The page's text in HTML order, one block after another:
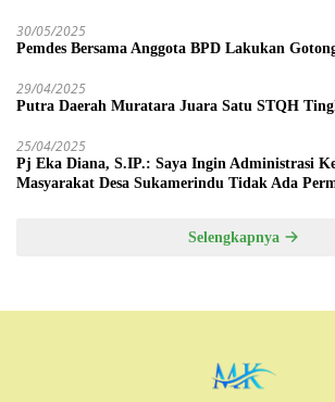
30/05/2025
Pemdes Bersama Anggota BPD Lakukan
29/04/2025
Putra Daerah Muratara Juara Satu STQH
25/04/2025
Pj Eka Diana, S.IP.: Saya Ingin Administrasi
Masyarakat Desa Sukamerindu Tidak Ada
Selengkapnya